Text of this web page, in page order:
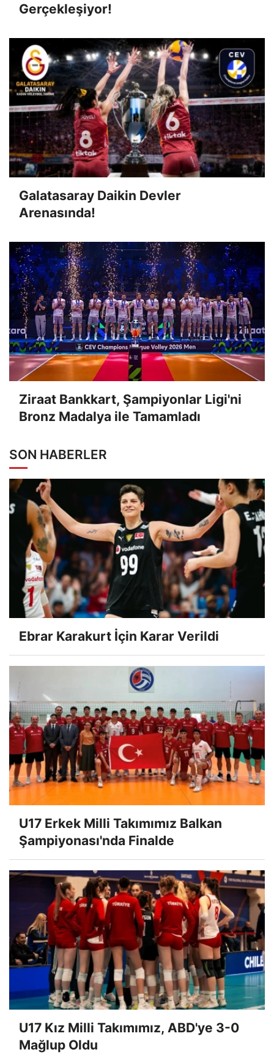
Gerçekleşiyor!
Galatasaray Daikin Devler
Arenasında!
Ziraat Bankkart, Şampiyonlar Ligi'ni
Bronz Madalya ile Tamamladı
SON HABERLER
Ebrar Karakurt İçin Karar Verildi
U17 Erkek Milli Takımımız Balkan
Şampiyonası'nda Finalde
U17 Kız Milli Takımımız, ABD'ye 3-0
Mağlup Oldu